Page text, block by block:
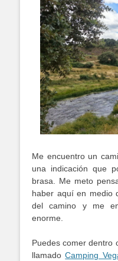
Me encuentro un
una indicación que
brasa. Me meto
haber aquí en medio
del camino y me
enorme.
Puedes comer dentro
llamadoCamping